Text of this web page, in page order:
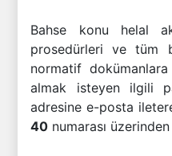
Bahse konu helal
prosedürleri ve tüm
normatif
almak isteyen ilgili
adresine e-posta
40 numarası